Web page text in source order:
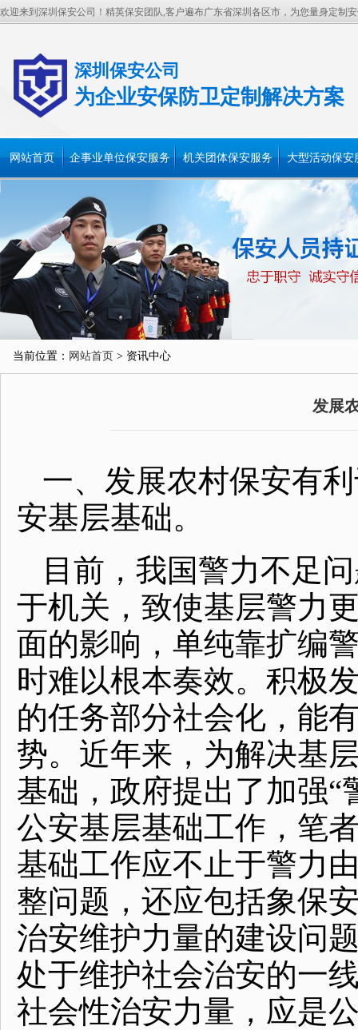
欢迎来到深圳保安公司！精英保安团队,客户遍布广东省深圳各区市，为您量身定制
深圳保安公司
为企业安保防卫定制解决方案
网站首页 企事业单位保安服务 机关团体保安服务 大型活动保安
当前位置： 网站首页 > 资讯中心
发展
一、发展农村保安有
安基层基础。
目前，我国警力不足
于机关，致使基层警力
面的影响，单纯靠扩编
时难以根本奏效。积极
的任务部分社会化，能
势。近年来，为解决基
基础，政府提出了加强“
公安基层基础工作，笔
基础工作应不止于警力
整问题，还应包括象保
治安维护力量的建设问
处于维护社会治安的一
社会性治安力量，应是